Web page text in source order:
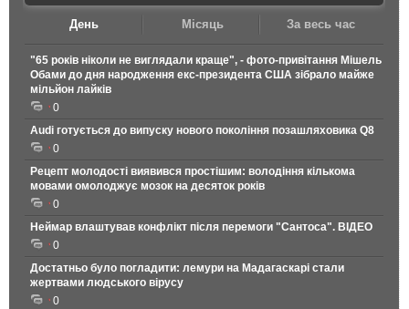
День Місяць За весь час
"65 років ніколи не виглядали краще", - фото-привітання Мішель
Обами до дня народження екс-президента США зібрало майже
мільйон лайків
0
Audi готується до випуску нового покоління позашляховика Q8
0
Рецепт молодості виявився простішим: володіння кількома
мовами омолоджує мозок на десяток років
0
Неймар влаштував конфлікт після перемоги "Сантоса". ВІДЕО
0
Достатньо було погладити: лемури на Мадагаскарі стали
жертвами людського вірусу
0